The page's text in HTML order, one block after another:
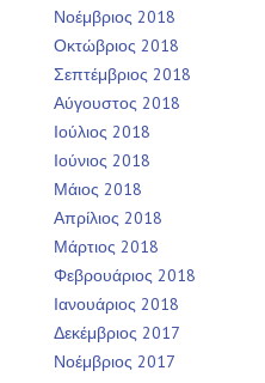
Νοέμβριος 2018
Οκτώβριος 2018
Σεπτέμβριος 2018
Αύγουστος 2018
Ιούλιος 2018
Ιούνιος 2018
Μάιος 2018
Απρίλιος 2018
Μάρτιος 2018
Φεβρουάριος 2018
Ιανουάριος 2018
Δεκέμβριος 2017
Νοέμβριος 2017